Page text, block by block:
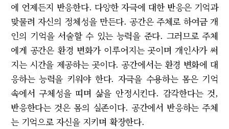
에 언제든지 반응한다. 다양한 자극에 대한 반응은 기억과
맞물려 자신의 정체성을 만든다. 공간은 주체로 하여금 개
인의 기억을 서술할 수 있는 능력을 준다. 그러므로 주체
에게 공간은 환경 변화가 이루어지는 곳이며 개인사가 써
지는 시간을 제공하는 곳이다. 공간에서는 환경 변화에 대
응하는 능력을 키워야 한다. 자극을 수용하는 몸은 기억
속에서 구체성을 띠며 삶을 안정시킨다. 감각한다는 것,
반응한다는 것은 몸의 실존이다. 공간에서 반응하는 주체
는 기억으로 자신을 지키며 확장한다.